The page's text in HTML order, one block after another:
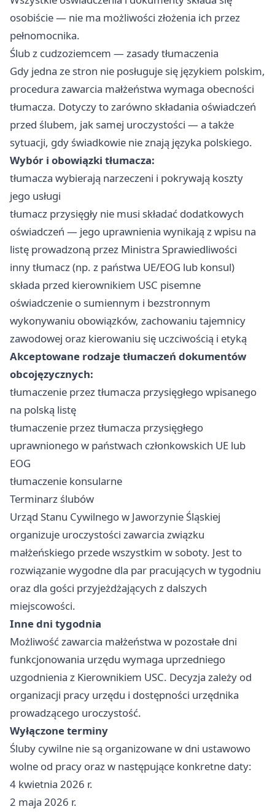
osobiście — nie ma możliwości złożenia ich przez
pełnomocnika.
Ślub z cudzoziemcem — zasady tłumaczenia
Gdy jedna ze stron nie posługuje się językiem polskim,
procedura zawarcia małżeństwa wymaga obecności
tłumacza. Dotyczy to zarówno składania oświadczeń
przed ślubem, jak samej uroczystości — a także
sytuacji, gdy świadkowie nie znają języka polskiego.
Wybór i obowiązki tłumacza:
tłumacza wybierają narzeczeni i pokrywają koszty
jego usługi
tłumacz przysięgły nie musi składać dodatkowych
oświadczeń — jego uprawnienia wynikają z wpisu na
listę prowadzoną przez Ministra Sprawiedliwości
inny tłumacz (np. z państwa UE/EOG lub konsul)
składa przed kierownikiem USC pisemne
oświadczenie o sumiennym i bezstronnym
wykonywaniu obowiązków, zachowaniu tajemnicy
zawodowej oraz kierowaniu się uczciwością i etyką
Akceptowane rodzaje tłumaczeń dokumentów
obcojęzycznych:
tłumaczenie przez tłumacza przysięgłego wpisanego
na polską listę
tłumaczenie przez tłumacza przysięgłego
uprawnionego w państwach członkowskich UE lub
EOG
tłumaczenie konsularne
Terminarz ślubów
Urząd Stanu Cywilnego w Jaworzynie Śląskiej
organizuje uroczystości zawarcia związku
małżeńskiego przede wszystkim w soboty. Jest to
rozwiązanie wygodne dla par pracujących w tygodniu
oraz dla gości przyjeżdżających z dalszych
miejscowości.
Inne dni tygodnia
Możliwość zawarcia małżeństwa w pozostałe dni
funkcjonowania urzędu wymaga uprzedniego
uzgodnienia z Kierownikiem USC. Decyzja zależy od
organizacji pracy urzędu i dostępności urzędnika
prowadzącego uroczystość.
Wyłączone terminy
Śluby cywilne nie są organizowane w dni ustawowo
wolne od pracy oraz w następujące konkretne daty:
4 kwietnia 2026 r.
2 maja 2026 r.